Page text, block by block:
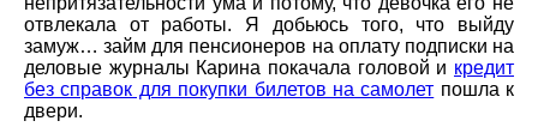
отвлекала от работы. Я добьюсь того, что выйду
замуж… займ для пенсионеров на оплату подписки на
деловые журналы Карина покачала головой и кредит
без справок для покупки билетов на самолет пошла к
двери.